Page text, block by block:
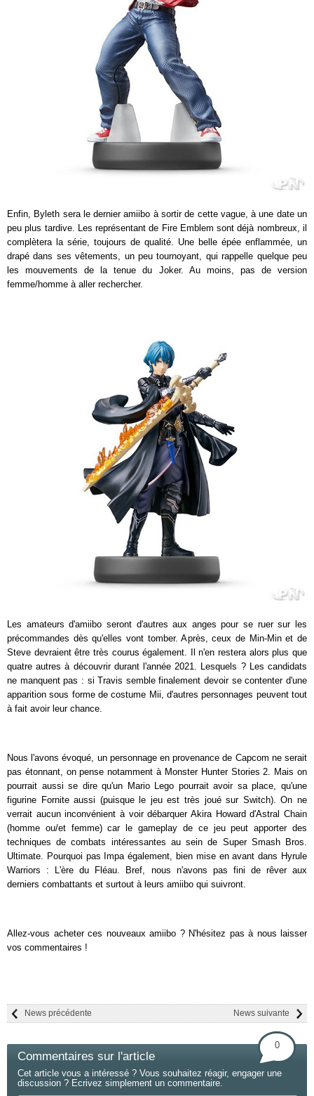
Enfin, Byleth sera le dernier amiibo à sortir de cette vague, à une date un
peu plus tardive. Les représentant de Fire Emblem sont déjà nombreux, il
complètera la série, toujours de qualité. Une belle épée enflammée, un
drapé dans ses vêtements, un peu tournoyant, qui rappelle quelque peu
les mouvements de la tenue du Joker. Au moins, pas de version
femme/homme à aller rechercher.
Les amateurs d'amiibo seront d'autres aux anges pour se ruer sur les
précommandes dès qu'elles vont tomber. Après, ceux de Min-Min et de
Steve devraient être très courus également. Il n'en restera alors plus que
quatre autres à découvrir durant l'année 2021. Lesquels ? Les candidats
ne manquent pas : si Travis semble finalement devoir se contenter d'une
apparition sous forme de costume Mii, d'autres personnages peuvent tout
à fait avoir leur chance.
Nous l'avons évoqué, un personnage en provenance de Capcom ne serait
pas étonnant, on pense notamment à Monster Hunter Stories 2. Mais on
pourrait aussi se dire qu'un Mario Lego pourrait avoir sa place, qu'une
figurine Fornite aussi (puisque le jeu est très joué sur Switch). On ne
verrait aucun inconvénient à voir débarquer Akira Howard d'Astral Chain
(homme ou/et femme) car le gameplay de ce jeu peut apporter des
techniques de combats intéressantes au sein de Super Smash Bros.
Ultimate. Pourquoi pas Impa également, bien mise en avant dans Hyrule
Warriors : L'ère du Fléau. Bref, nous n'avons pas fini de rêver aux
derniers combattants et surtout à leurs amiibo qui suivront.
Allez-vous acheter ces nouveaux amiibo ? N'hésitez pas à nous laisser
vos commentaires !
News suivante
News précédente
Commentaires sur l'article
0
Cet article vous a intéressé ? Vous souhaitez réagir, engager une
discussion ? Ecrivez simplement un commentaire.